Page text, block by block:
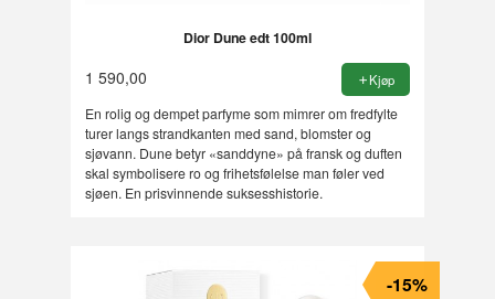
Dior Dune edt 100ml
1 590,00 Kjøp
En rolig og dempet parfyme som mimrer om fredfylte
turer langs strandkanten med sand, blomster og
sjøvann. Dune betyr «sanddyne» på fransk og duften
skal symbolisere ro og frihetsfølelse man føler ved
sjøen. En prisvinnende suksesshistorie.
-15%